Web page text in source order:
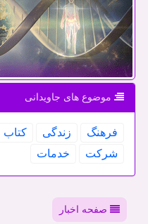
موضوع های جاویدانی
فرهنگ زندگی كتاب
شركت
خدمات
صفحه اخبار